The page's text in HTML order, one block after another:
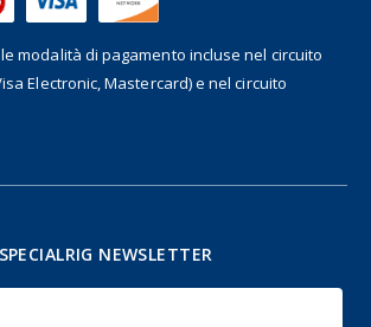
modalità di pagamento incluse nel circuito
Electronic, Mastercard) e nel circuito
SPECIALRIG NEWSLETTER